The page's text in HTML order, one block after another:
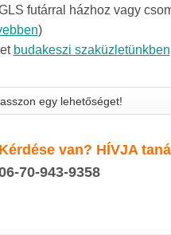
futárral házhoz vagy
)
budakeszi szaküzletünkben
Kérdése van? HÍVJA
70-943-9358